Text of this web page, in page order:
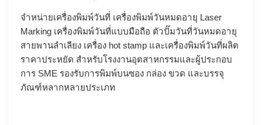
จำหน่ายเครื่องพิมพ์วันที่ เครื่องพิมพ์วันหมดอายุ Laser
Marking เครื่องพิมพ์วันที่แบบมือถือ ตัวปั๊มวันที่วันหมดอายุ
สายพานลำเลียง เครื่อง hot stamp และเครื่องพิมพ์วันที่ผลิต
ราคาประหยัด สำหรับโรงงานอุตสาหกรรมและผู้ประกอบ
การ SME รองรับการพิมพ์บนซอง กล่อง ขวด และบรรจุ
ภัณฑ์หลากหลายประเภท